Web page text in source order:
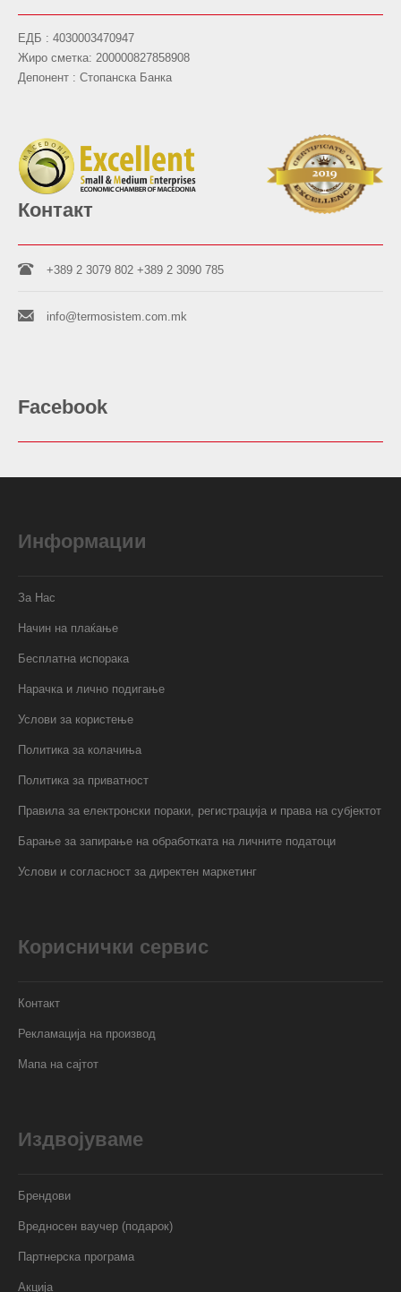
ЕДБ : 4030003470947
Жиро сметка: 200000827858908
Депонент : Стопанска Банка
Контакт
+389 2 3079 802 +389 2 3090 785
info@termosistem.com.mk
Facebook
Информации
За Нас
Начин на плаќање
Бесплатна испорака
Нарачка и лично подигање
Услови за користење
Политика за колачиња
Политика за приватност
Правила за електронски пораки, регистрација и права на субјектот
Барање за запирање на обработката на личните податоци
Услови и согласност за директен маркетинг
Кориснички сервис
Контакт
Рекламација на производ
Мапа на сајтот
Издвојуваме
Брендови
Вредносен ваучер (подарок)
Партнерска програма
Акција